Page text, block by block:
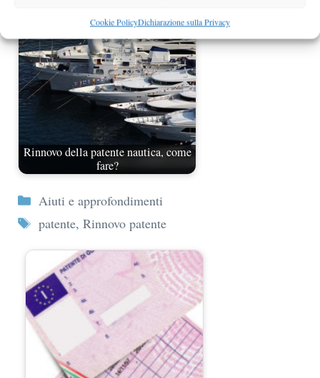
Cookie PolicyDichiarazione sulla Privacy
Rinnovo della patente nautica, come
fare?
Categorie
Aiuti e approfondimenti
Tag
patente, Rinnovo patente